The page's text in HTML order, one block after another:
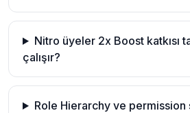
Nitro üyeler 2x Boost katkısı
çalışır?
Role Hierarchy ve permission